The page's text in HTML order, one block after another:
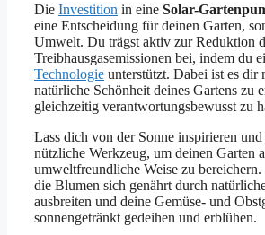
Die Investition in eine Solar-
eine Entscheidung für deinen Garten,
Umwelt. Du trägst aktiv zur Reduktion
Treibhausgasemissionen bei, indem du
Technologie unterstützt. Dabei ist es dir
natürliche Schönheit deines Gartens zu
gleichzeitig verantwortungsbewusst zu
Lass dich von der Sonne inspirieren
nützliche Werkzeug, um deinen Garten
umweltfreundliche Weise zu
die Blumen sich genährt durch
ausbreiten und deine Gemüse- und
sonnengetränkt gedeihen und erblühen.